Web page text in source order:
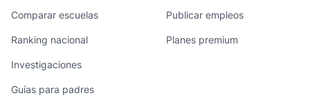
Comparar escuelas
Ranking nacional
Investigaciones
Guías para padres
Publicar empleos
Planes premium